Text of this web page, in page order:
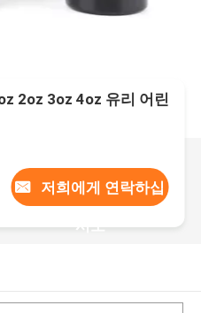
2oz 3oz 4oz 유리 어린
저희에게 연락하십
시오